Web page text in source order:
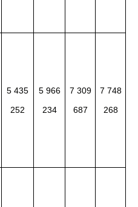
5 435
252
5 966
234
7 309
687
7 748
268